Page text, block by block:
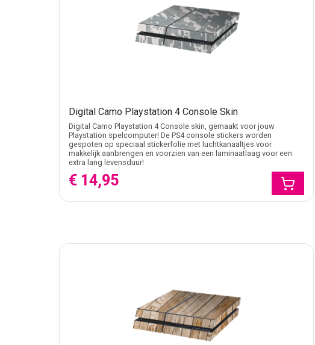
Digital Camo Playstation 4 Console Skin
Digital Camo Playstation 4 Console skin, gemaakt voor jouw
Playstation spelcomputer! De PS4 console stickers worden
gespoten op speciaal stickerfolie met luchtkanaaltjes voor
makkelijk aanbrengen en voorzien van een laminaatlaag voor een
extra lang levensduur!
€ 14,95